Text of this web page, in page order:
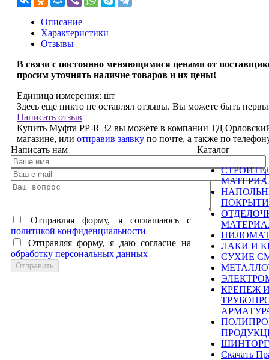
Описание
Характеристики
Отзывы
В связи с постоянно меняющимися ценами от
просим уточнять наличие товаров и их цены!
Единица измерения: шт
Здесь еще никто не оставлял отзывы. Вы можете быть
Написать отзыв
Купить Муфта PP-R 32 вы можете в компании ТД Орловский
магазине, или отправив заявку по почте, а также по
Написать нам
Отправляя форму, я соглашаюсь c
политикой конфиденциальности
Отправляя форму, я даю согласие на
обработку персональных данных
Каталог
ЛАКИ И
СУХИЕ
КРЕПЕЖ
ШИНТОРГ
Скачать